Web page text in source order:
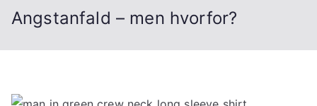
Angstanfald – men hvorfor?